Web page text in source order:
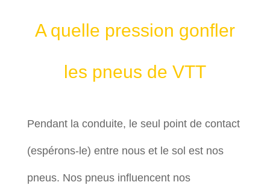
A quelle pression gonfler
les pneus de VTT
Pendant la conduite, le seul point de contact
(espérons-le) entre nous et le sol est nos
pneus. Nos pneus influencent nos